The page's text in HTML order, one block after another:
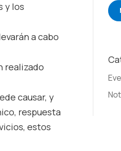
y los
a cabo
realizado
causar, y
respuesta
estos